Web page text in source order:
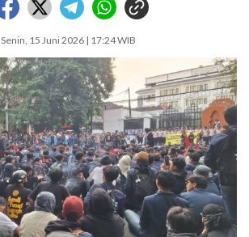
Senin, 15 Juni 2026 | 17:24 WIB